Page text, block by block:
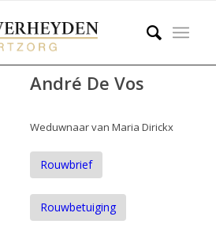
André De Vos
Weduwnaar van Maria Dirickx
Rouwbrief
Rouwbetuiging